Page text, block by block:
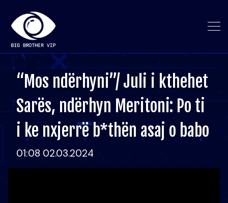
“Mos ndërhyni”/ Juli i kthehet
Sarës, ndërhyn Meritoni: Po ti
i ke nxjerrë b*thën asaj o babo
01:08 02.03.2024